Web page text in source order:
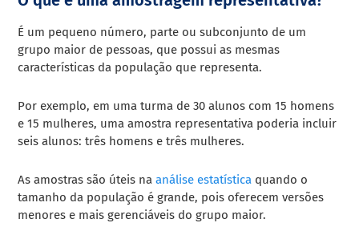
É um pequeno número, parte ou subconjunto de um
grupo maior de pessoas, que possui as mesmas
características da população que representa.
Por exemplo, em uma turma de 30 alunos com 15 homens
e 15 mulheres, uma amostra representativa poderia incluir
seis alunos: três homens e três mulheres.
As amostras são úteis naanálise estatística quando o
tamanho da população é grande, pois oferecem versões
menores e mais gerenciáveis do grupo maior.